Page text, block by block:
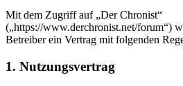
Mit dem Zugriff auf „Der Chronist“
(„https://www.derchronist.net/forum“)
Betreiber ein Vertrag mit folgenden
1. Nutzungsvertrag